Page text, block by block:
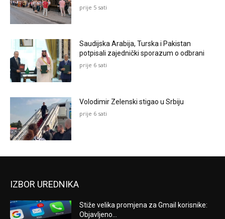
prije 5 sati
Saudijska Arabija, Turska i Pakistan
potpisali zajednički sporazum o odbrani
prije 6 sati
Volodimir Zelenski stigao u Srbiju
prije 6 sati
IZBOR UREDNIKA
Stiže velika promjena za Gmail korisnike:
Objavljeno...